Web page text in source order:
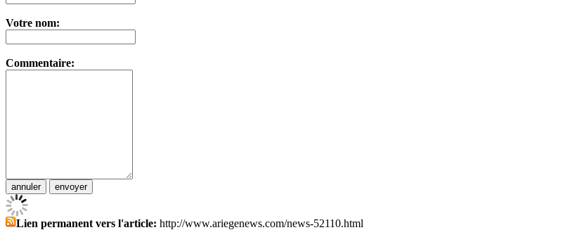
Votre nom:
Commentaire:
Lien permanent vers l'article: http://www.ariegenews.com/news-52110.html